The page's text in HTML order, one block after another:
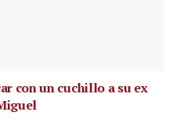
con un cuchillo a su ex